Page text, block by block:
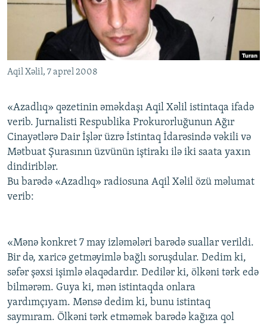
İNFOQRAFIKA
KARIKATURA
AZƏRBAYCAN ƏDƏBIYYATI KITABXANASI
İSLAM VƏ DEMOKRATIYA
İZ - MƏDƏNIYYƏT PROQRAMI
PEŞƏ ETIKASI VƏ JURNALISTIKA STANDARTLARIMIZ
MATERIALLARIMIZDAN ISTIFADƏ
AZADLIQRADIOSU MOBIL TELEFONUNUZDA
XƏBƏR BÜLLETENLƏRIMIZ
RFE/RL-in bütün saytları
Aqil Xəlil, 7 aprel 2008
«Azadlıq» qəzetinin əməkdaşı Aqil Xəlil istintaqa ifadə
verib. Jurnalisti Respublika Prokurorluğunun Ağır
Cinayətlərə Dair İşlər üzrə İstintaq İdarəsində vəkili və
Mətbuat Şurasının üzvünün iştirakı ilə iki saata yaxın
dindiriblər.
Bu barədə «Azadlıq» radiosuna Aqil Xəlil özü məlumat
verib:
«Mənə konkret 7 may izləmələri barədə suallar verildi.
Bir də, xaricə getməyimlə bağlı soruşdular. Dedim ki,
səfər şəxsi işimlə əlaqədardır. Dedilər ki, ölkəni tərk edə
bilmərəm. Guya ki, mən istintaqda onlara
yardımçıyam. Mənsə dedim ki, bunu istintaq
saymıram. Ölkəni tərk etməmək barədə kağıza qol